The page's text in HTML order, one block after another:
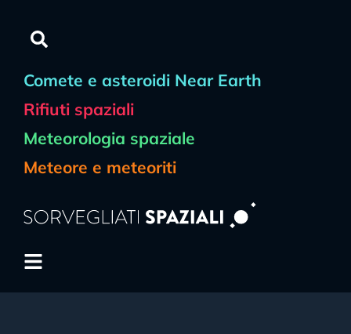
Comete e asteroidi Near Earth
Rifiuti spaziali
Meteorologia spaziale
Meteore e meteoriti